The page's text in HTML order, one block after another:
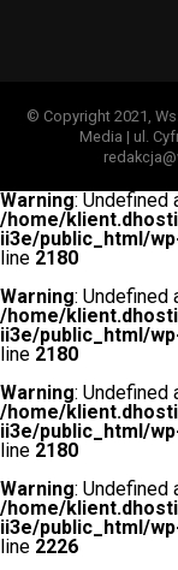
© Copyright 2021,
Media | ul.
Warning: Undefined
/home/
ii3e/public_html/
line 2180
Warning: Undefined
/home/
ii3e/public_html/
line 2180
Warning: Undefined
/home/
ii3e/public_html/
line 2180
Warning: Undefined
/home/
ii3e/public_html/
line 2226